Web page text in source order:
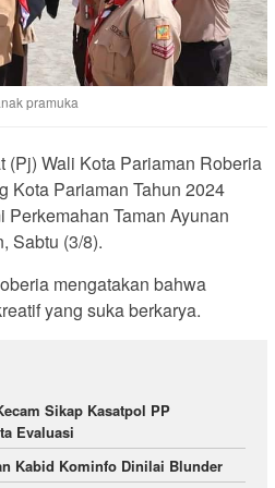
pramuka
(Pj) Wali Kota Pariaman Roberia
Kota Pariaman Tahun 2024
Taman Ayunan
Sabtu (3/8).
mengatakan bahwa
yang suka berkarya.
Sikap Kasatpol PP
Evaluasi
Kabid Kominfo Dinilai Blunder